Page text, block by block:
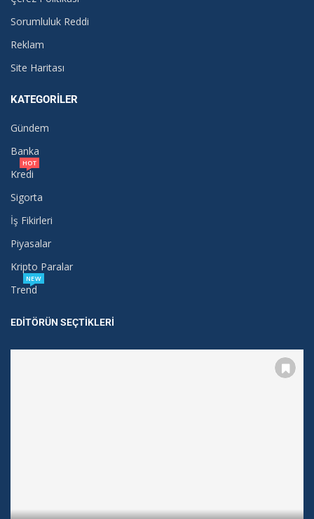
Sorumluluk Reddi
Reklam
Site Haritası
KATEGORILER
Gündem
Banka
Kredi
HOT
Sigorta
İş Fikirleri
Piyasalar
Kripto Paralar
Trend
NEW
EDITÖRÜN SEÇTIKLERI